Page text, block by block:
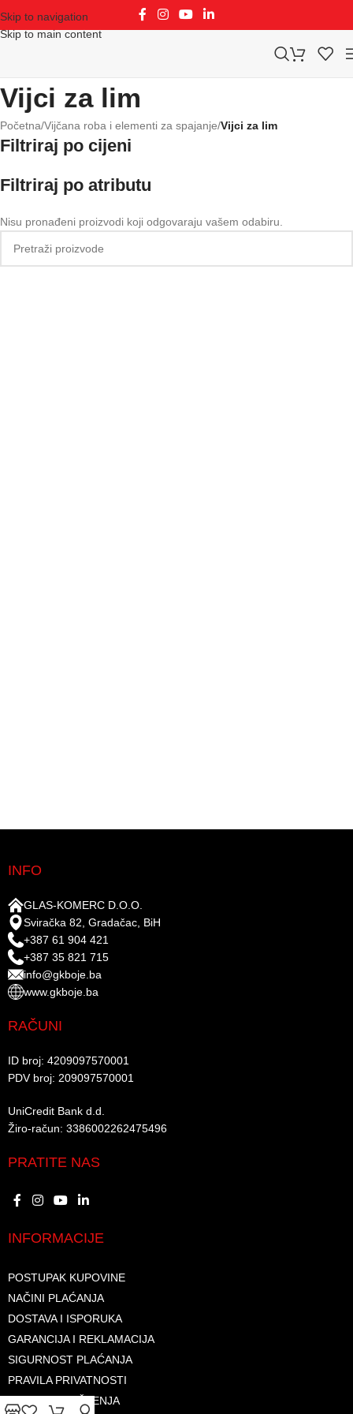
Skip to navigation
Skip to main content
Vijci za lim
Početna/Vijčana roba i elementi za spajanje/Vijci za lim
Filtriraj po cijeni
Filtriraj po atributu
Nisu pronađeni proizvodi koji odgovaraju vašem odabiru.
INFO
GLAS-KOMERC D.O.O.
Sviračka 82, Gradačac, BiH
+387 61 904 421
+387 35 821 715
info@gkboje.ba
www.gkboje.ba
RAČUNI
ID broj: 4209097570001​
PDV broj: 209097570001 ​
UniCredit Bank d.d.​
Žiro-račun: 3386002262475496​​
PRATITE NAS
INFORMACIJE
POSTUPAK KUPOVINE
NAČINI PLAĆANJA
DOSTAVA I ISPORUKA
GARANCIJA I REKLAMACIJA
SIGURNOST PLAĆANJA
PRAVILA PRIVATNOSTI
USLOVI KORIŠTENJA